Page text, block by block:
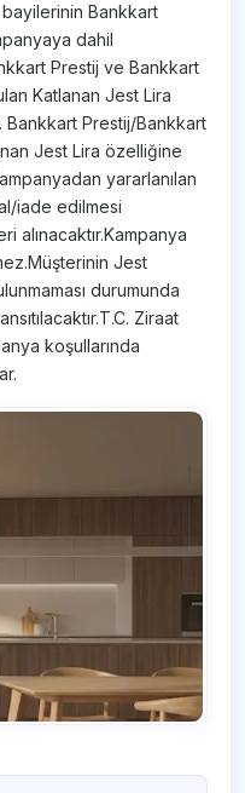
bayilerinin Bankkart
dahil
Prestij ve Bankkart
Katlanan Jest Lira
Bankkart Prestij/Bankkart
Jest Lira özelliğine
yararlanılan
iade edilmesi
alınacaktır.Kampanya
Jest
durumunda
Ziraat
koşullarında